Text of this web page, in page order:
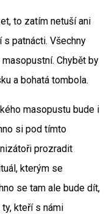
to zatím netuší ani
s patnácti. Všechny
Chybět by
a bohatá tombola.
masopustu bude i
si pod tímto
prozradit
kterým se
se tam ale bude dít,
kteří s námi